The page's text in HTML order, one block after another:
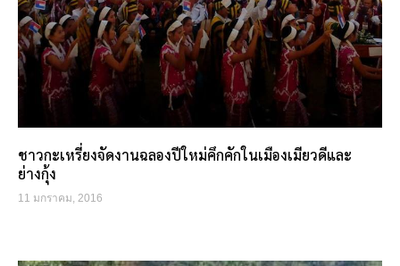
ชาวกะเหรี่ยงจัดงานฉลองปีใหม่คึกคักในเมืองเมียวดีและ
ย่างกุ้ง
11 มกราคม, 2016